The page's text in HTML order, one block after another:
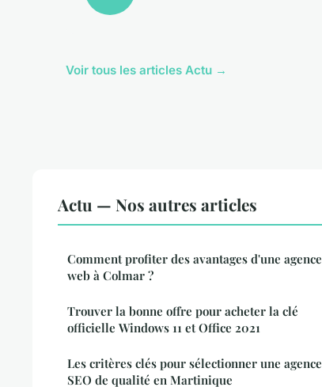
Voir tous les articles Actu →
Actu — Nos autres articles
Comment profiter des avantages d'une agence
web à Colmar ?
Trouver la bonne offre pour acheter la clé
officielle Windows 11 et Office 2021
Les critères clés pour sélectionner une agence
SEO de qualité en Martinique